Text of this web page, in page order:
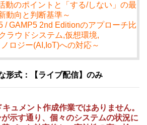
動のポイントと「する/しない」の最
動向と判断基準～
/ GAMP5 2nd Editionのアプローチ比
ラウドシステム,仮想環境,
ロジー(AI,IoT)への対応～
形式：【ライブ配信】のみ
ュメント作成作業ではありません。
示す通り、個々のシステムの状況に